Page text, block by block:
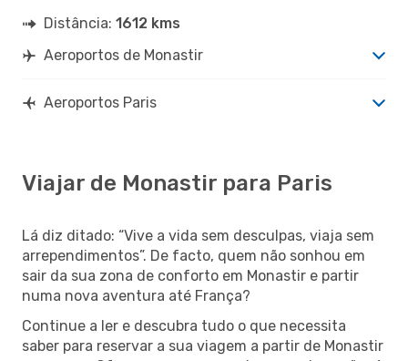
Distância: 1612 kms
Aeroportos de Monastir
Aeroportos Paris
Viajar de Monastir para Paris
Lá diz ditado: “Vive a vida sem desculpas, viaja sem
arrependimentos”. De facto, quem não sonhou em
sair da sua zona de conforto em Monastir e partir
numa nova aventura até França?
Continue a ler e descubra tudo o que necessita
saber para reservar a sua viagem a partir de Monastir